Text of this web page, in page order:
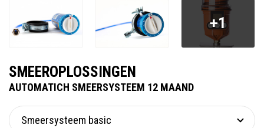
SMEEROPLOSSINGEN
AUTOMATICH SMEERSYSTEEM 12 MAAND
+1